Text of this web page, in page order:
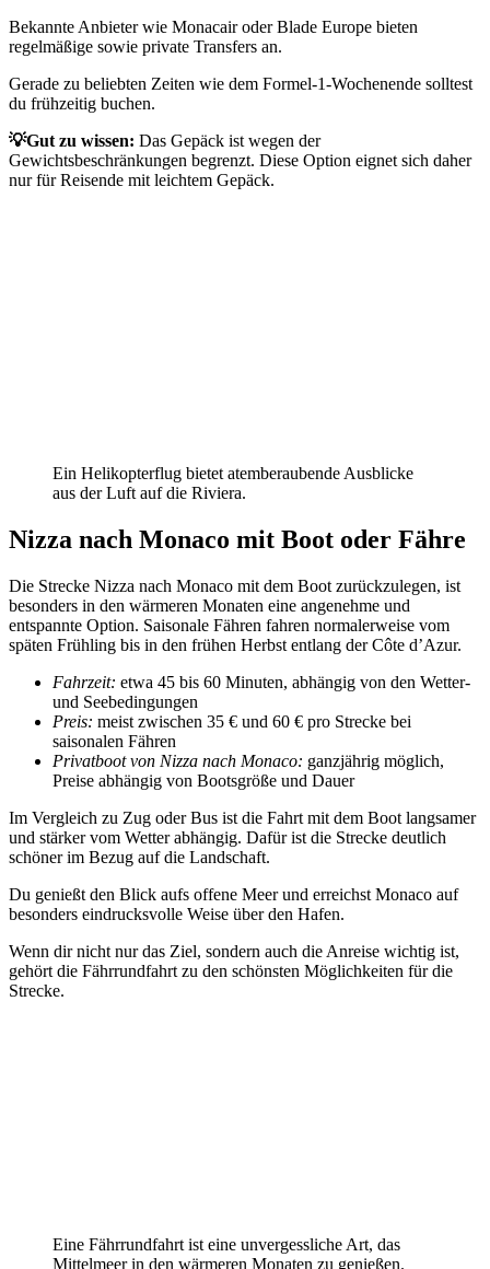
Bekannte Anbieter wie Monacair oder Blade Europe bieten
regelmäßige sowie private Transfers an.
Gerade zu beliebten Zeiten wie dem Formel-1-Wochenende solltest
du frühzeitig buchen.
💡Gut zu wissen: Das Gepäck ist wegen der
Gewichtsbeschränkungen begrenzt. Diese Option eignet sich daher
nur für Reisende mit leichtem Gepäck.
Ein Helikopterflug bietet atemberaubende Ausblicke
aus der Luft auf die Riviera.
Nizza nach Monaco mit Boot oder Fähre
Die Strecke Nizza nach Monaco mit dem Boot zurückzulegen, ist
besonders in den wärmeren Monaten eine angenehme und
entspannte Option. Saisonale Fähren fahren normalerweise vom
späten Frühling bis in den frühen Herbst entlang der Côte d’Azur.
Fahrzeit: etwa 45 bis 60 Minuten, abhängig von den Wetter-
und Seebedingungen
Preis: meist zwischen 35 € und 60 € pro Strecke bei
saisonalen Fähren
Privatboot von Nizza nach Monaco: ganzjährig möglich,
Preise abhängig von Bootsgröße und Dauer
Im Vergleich zu Zug oder Bus ist die Fahrt mit dem Boot langsamer
und stärker vom Wetter abhängig. Dafür ist die Strecke deutlich
schöner im Bezug auf die Landschaft.
Du genießt den Blick aufs offene Meer und erreichst Monaco auf
besonders eindrucksvolle Weise über den Hafen.
Wenn dir nicht nur das Ziel, sondern auch die Anreise wichtig ist,
gehört die Fährrundfahrt zu den schönsten Möglichkeiten für die
Strecke.
Eine Fährrundfahrt ist eine unvergessliche Art, das
Mittelmeer in den wärmeren Monaten zu genießen.